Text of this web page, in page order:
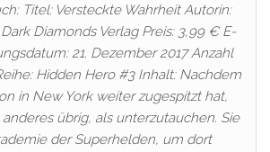
Titel: Versteckte Wahrheit Autorin:
Diamonds Verlag Preis: 3,99 € E-
21. Dezember 2017 Anzahl
Hidden Hero #3 Inhalt: Nachdem
in New York weiter zugespitzt hat,
übrig, als unterzutauchen. Sie
der Superhelden, um dort